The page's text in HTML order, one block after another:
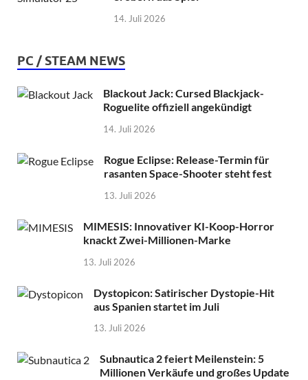
14. Juli 2026
PC / STEAM NEWS
Blackout Jack: Cursed Blackjack-
Roguelite offiziell angekündigt
14. Juli 2026
Rogue Eclipse: Release-Termin für
rasanten Space-Shooter steht fest
13. Juli 2026
MIMESIS: Innovativer KI-Koop-Horror
knackt Zwei-Millionen-Marke
13. Juli 2026
Dystopicon: Satirischer Dystopie-Hit
aus Spanien startet im Juli
13. Juli 2026
Subnautica 2 feiert Meilenstein: 5
Millionen Verkäufe und großes Update